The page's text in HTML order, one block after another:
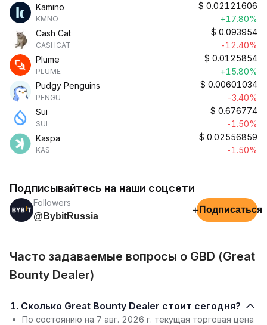
Kamino
KMNO
$ 0.02121606
+17.80%
Cash Cat
CASHCAT
$ 0.093954
-12.40%
Plume
PLUME
$ 0.0125854
+15.80%
Pudgy Penguins
PENGU
$ 0.00601034
-3.40%
Sui
SUI
$ 0.676774
-1.50%
Kaspa
KAS
$ 0.02556859
-1.50%
Подписывайтесь на наши соцсети
Followers
@BybitRussia
+ Подписаться
Часто задаваемые вопросы о GBD (Great
Bounty Dealer)
1. Сколько Great Bounty Dealer стоит сегодня?
По состоянию на 7 авг. 2026 г. текущая торговая цена